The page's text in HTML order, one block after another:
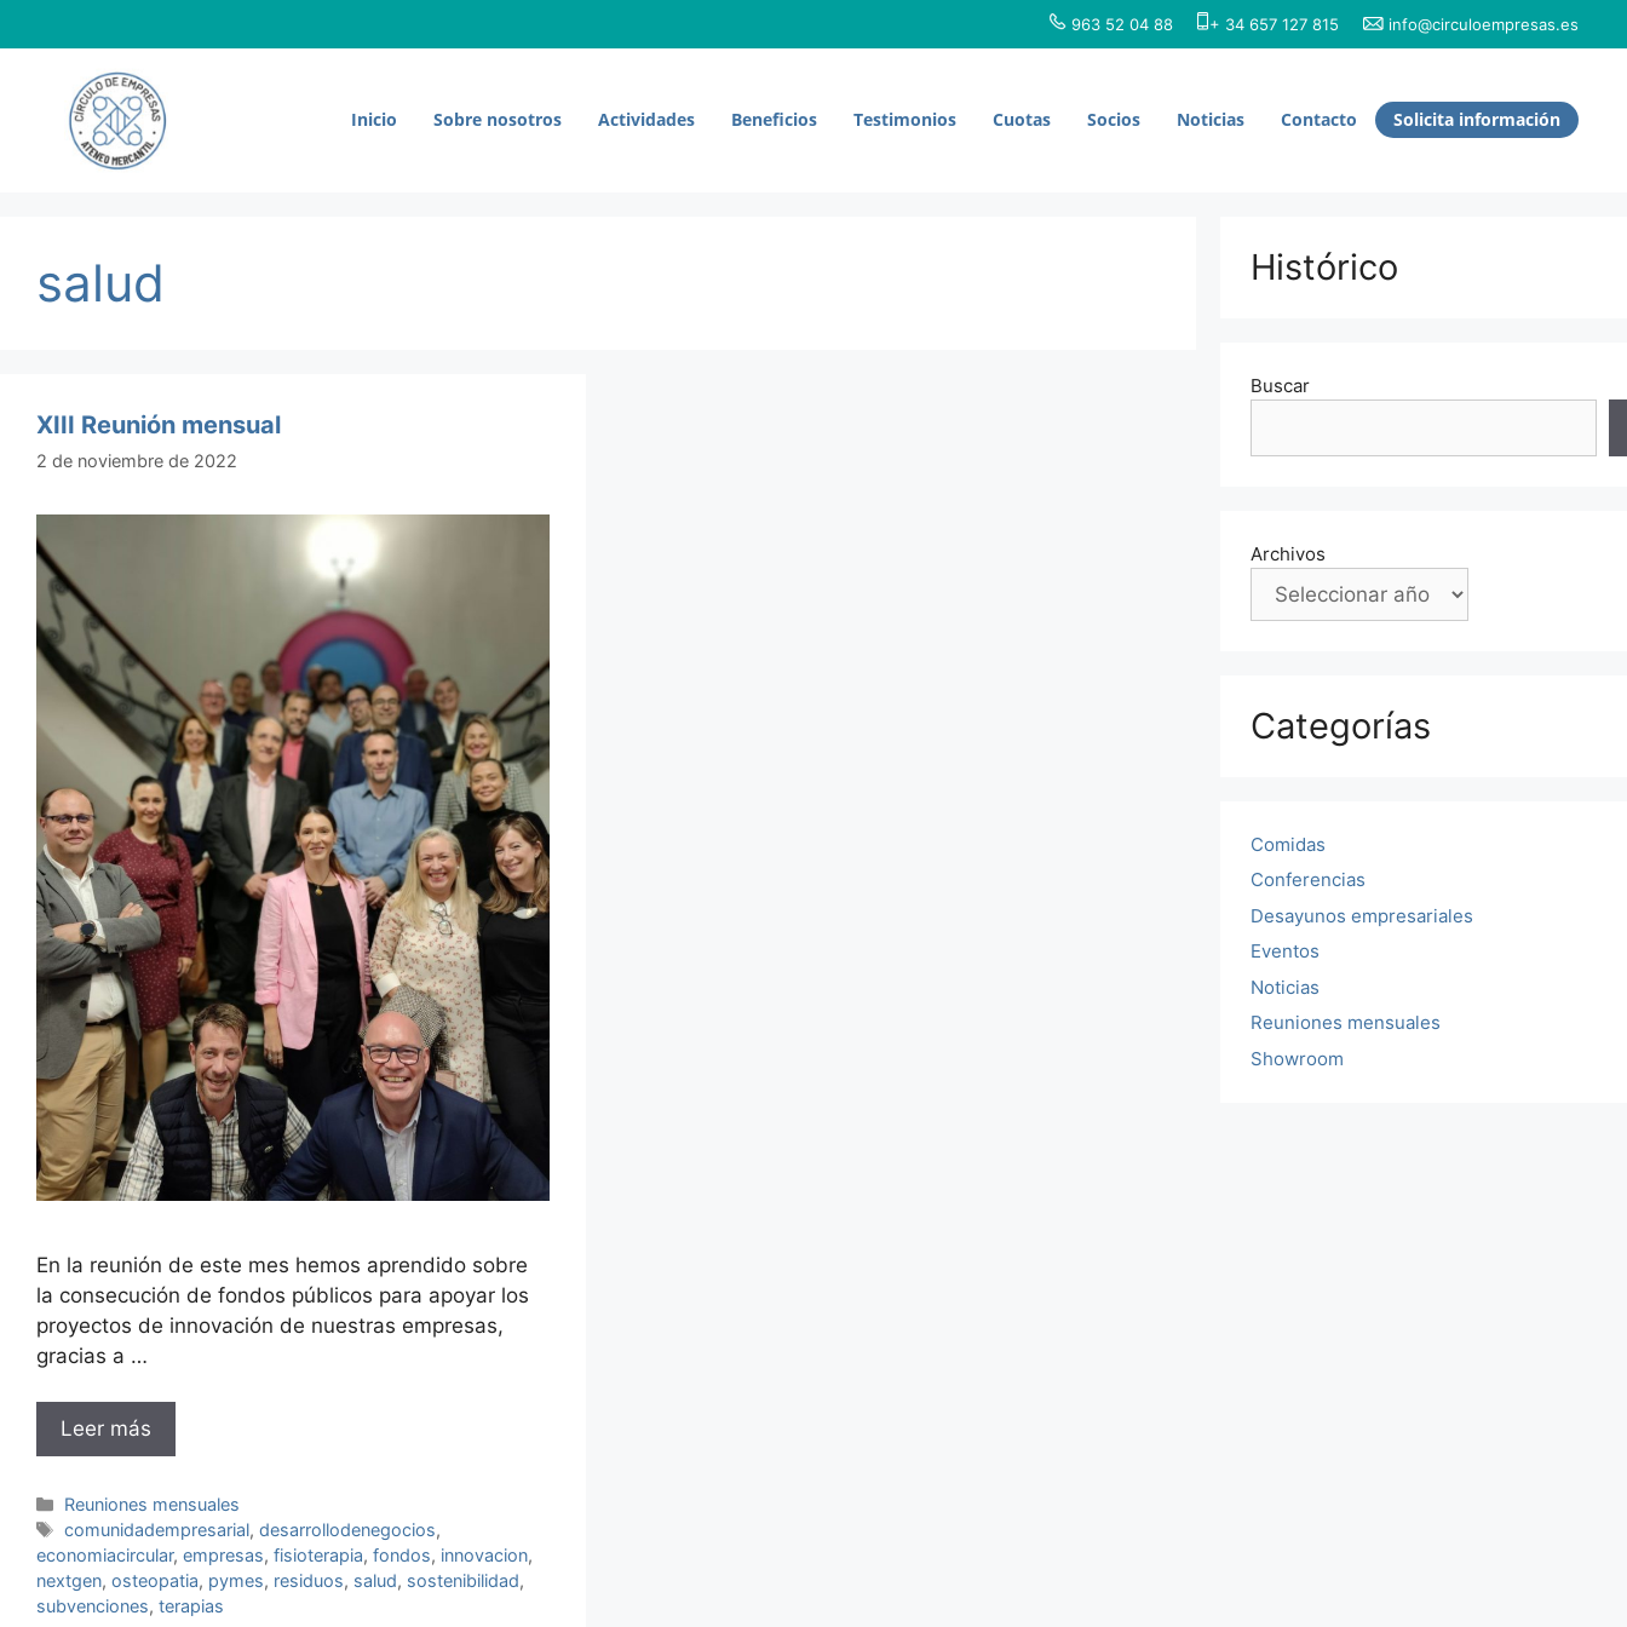
al
contenido
963 52 04 88 + 34 657 127 815 info@circuloempresas.es
Inicio Sobre nosotros Actividades Beneficios Testimonios Cuotas Socios Noticias Contacto Solicita información
salud
XIII Reunión mensual
2 de noviembre de 2022
En la reunión de este mes hemos aprendido sobre
la consecución de fondos públicos para apoyar los
proyectos de innovación de nuestras empresas,
gracias a …
Leer más
Categorías
Reuniones mensuales
Etiquetas
comunidadempresarial,desarrollodenegocios,
economiacircular, empresas, fisioterapia, fondos, innovacion,
nextgen, osteopatia, pymes, residuos, salud, sostenibilidad,
subvenciones, terapias
Histórico
Buscar
Archivos
Categorías
Comidas
Conferencias
Desayunos empresariales
Eventos
Noticias
Reuniones mensuales
Showroom